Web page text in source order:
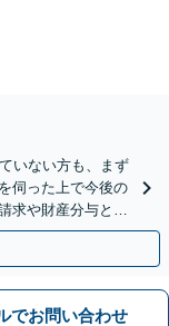
いない方も、まず
伺った上で今後の
求や財産分与とい
でお問い合わせ